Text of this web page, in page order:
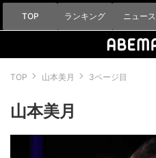
TOP ランキング ニュース
TOP 山本美月 3ページ目
山本美月